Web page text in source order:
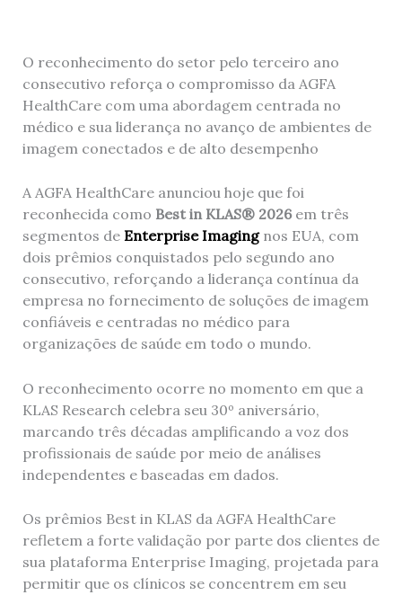
O reconhecimento do setor pelo terceiro ano
consecutivo reforça o compromisso da AGFA
HealthCare com uma abordagem centrada no
médico e sua liderança no avanço de ambientes de
imagem conectados e de alto desempenho
A AGFA HealthCare anunciou hoje que foi
reconhecida como Best in KLAS® 2026em três
segmentos de Enterprise Imaging nos EUA, com
dois prêmios conquistados pelo segundo ano
consecutivo, reforçando a liderança contínua da
empresa no fornecimento de soluções de imagem
confiáveis ​​e centradas no médico para
organizações de saúde em todo o mundo.
O reconhecimento ocorre no momento em que a
KLAS Research celebra seu 30º aniversário,
marcando três décadas amplificando a voz dos
profissionais de saúde por meio de análises
independentes e baseadas em dados.
Os prêmios Best in KLAS da AGFA HealthCare
refletem a forte validação por parte dos clientes de
sua plataforma Enterprise Imaging, projetada para
permitir que os clínicos se concentrem em seu